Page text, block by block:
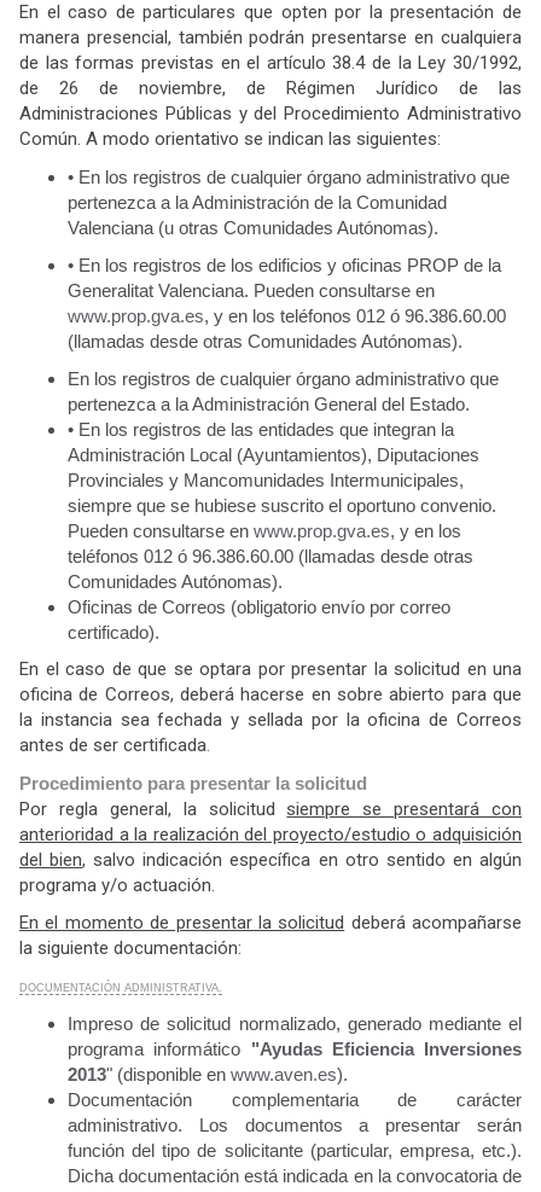
En el caso de particulares que opten por la presentación de
manera presencial, también podrán presentarse en cualquiera
de las formas previstas en el artículo 38.4 de la Ley 30/1992,
de 26 de noviembre, de Régimen Jurídico de las
Administraciones Públicas y del Procedimiento Administrativo
Común. A modo orientativo se indican las siguientes:
• En los registros de cualquier órgano administrativo que
pertenezca a la Administración de la Comunidad
Valenciana (u otras Comunidades Autónomas).
• En los registros de los edificios y oficinas PROP de la
Generalitat Valenciana. Pueden consultarse en
www.prop.gva.es, y en los teléfonos 012 ó 96.386.60.00
(llamadas desde otras Comunidades Autónomas).
En los registros de cualquier órgano administrativo que
pertenezca a la Administración General del Estado.
• En los registros de las entidades que integran la
Administración Local (Ayuntamientos), Diputaciones
Provinciales y Mancomunidades Intermunicipales,
siempre que se hubiese suscrito el oportuno convenio.
Pueden consultarse en www.prop.gva.es, y en los
teléfonos 012 ó 96.386.60.00 (llamadas desde otras
Comunidades Autónomas).
Oficinas de Correos (obligatorio envío por correo
certificado).
En el caso de que se optara por presentar la solicitud en una
oficina de Correos, deberá hacerse en sobre abierto para que
la instancia sea fechada y sellada por la oficina de Correos
antes de ser certificada.
Procedimiento para presentar la solicitud
Por regla general, la solicitud siempre se presentará con
anterioridad a la realización del proyecto/estudio o adquisición
del bien, salvo indicación específica en otro sentido en algún
programa y/o actuación.
En el momento de presentar la solicitud deberá acompañarse
la siguiente documentación:
DOCUMENTACIÓN ADMINISTRATIVA.
Impreso de solicitud normalizado, generado mediante el
programa informático "Ayudas Eficiencia Inversiones
2013" (disponible en www.aven.es).
Documentación complementaria de carácter
administrativo. Los documentos a presentar serán
función del tipo de solicitante (particular, empresa, etc.).
Dicha documentación está indicada en la convocatoria de